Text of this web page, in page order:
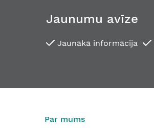
Jaunumu avīze
Jaunākā informācija
Par mums